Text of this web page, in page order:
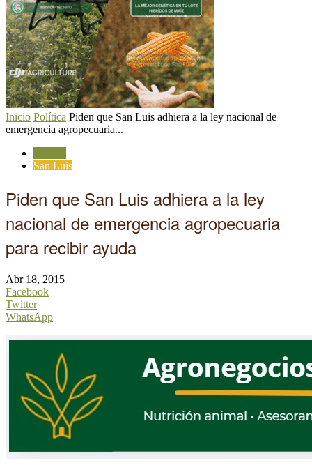
Inicio Política Piden que San Luis adhiera a la ley nacional de
emergencia agropecuaria...
San Luis
Piden que San Luis adhiera a la ley
nacional de emergencia agropecuaria
para recibir ayuda
Abr 18, 2015
Facebook
Twitter
WhatsApp